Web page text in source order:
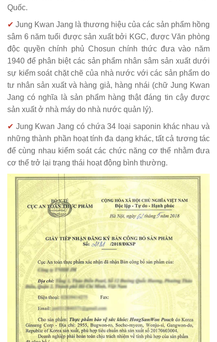
Quốc.
✔ Jung Kwan Jang là thương hiệu của các sản phẩm hồng
sâm 6 năm tuổi được sản xuất bởi KGC, được Văn phòng
độc quyền chính phủ Chosun chính thức đưa vào năm
1940 để phân biệt các sản phẩm nhân sâm sản xuất dưới
sự kiểm soát chặt chẽ của nhà nước với các sản phẩm do
tư nhân sản xuất và hàng giả, hàng nhái (chữ Jung Kwan
Jang có nghĩa là sản phẩm hàng thật đáng tin cậy được
sản xuất ở nhà máy do nhà nước quản lý).
✔ Jung Kwan Jang có chứa 34 loại saponin khác nhau và
những thành phần hoạt tính đa dạng khác, tất cả tương tác
để cùng nhau kiểm soát các chức năng cơ thể nhằm đưa
cơ thể trở lại trạng thái hoạt động bình thường.